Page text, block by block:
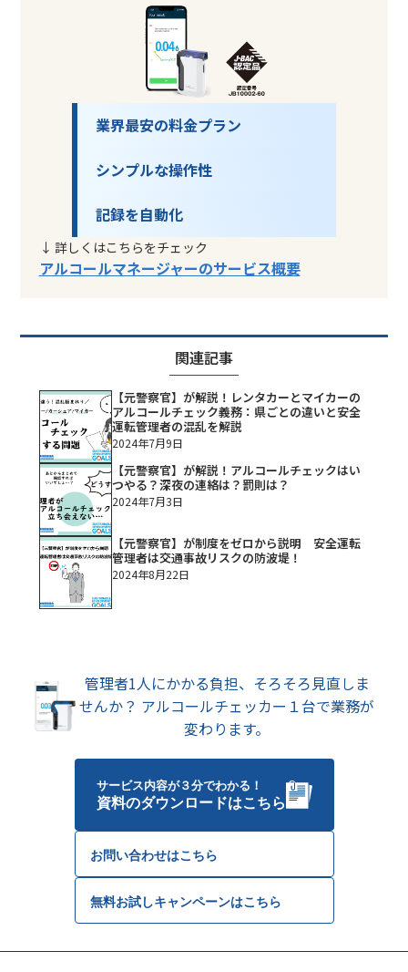
業界最安の料金プラン
シンプルな操作性
記録を自動化
↓ 詳しくはこちらをチェック
アルコールマネージャーのサービス概要
関連記事
【元警察官】が解説！レンタカーとマイカーの
アルコールチェック義務：県ごとの違いと安全
運転管理者の混乱を解説
2024年7月9日
【元警察官】が解説！アルコールチェックはい
つやる？深夜の連絡は？罰則は？
2024年7月3日
【元警察官】が制度をゼロから説明 安全運転
管理者は交通事故リスクの防波堤！
2024年8月22日
管理者1人にかかる負担、そろそろ見直しま
せんか？ アルコールチェッカー１台で業務が
変わります。
サービス内容が３分でわかる！
資料のダウンロードはこちら
お問い合わせはこちら
無料お試しキャンペーンはこちら